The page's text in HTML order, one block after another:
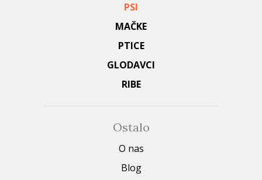
PSI
MAČKE
PTICE
GLODAVCI
RIBE
Ostalo
O nas
Blog